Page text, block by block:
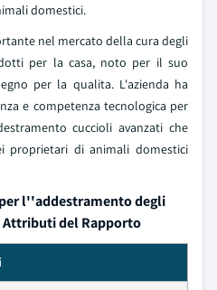
domestici.
nel mercato della cura degli
per la casa, noto per il suo
per la qualita. L'azienda ha
e competenza tecnologica per
cuccioli avanzati che
proprietari di animali domestici
l''addestramento degli
del Rapporto